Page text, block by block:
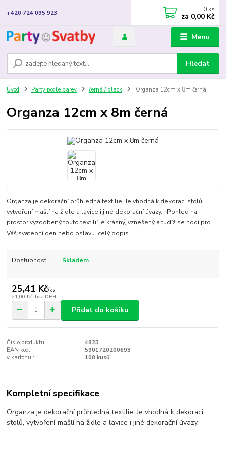
Menu
Hledat
+420 724 095 923 0 ks
za 0,00 Kč
Úvod Party podle barev černá / black Organza 12cm x 8m černá
Organza 12cm x 8m černá
Organza je dekorační průhledná textilie. Je vhodná k dekoraci stolů,
vytvoření mašlí na židle a lavice i jiné dekorační úvazy. Pohled na
prostor vyzdobený touto textilií je krásný, vznešený a tudíž se hodí pro
Váš svatební den nebo oslavu. celý popis
Dostupnost Skladem
25,41 Kč/ks
21,00 Kč bez DPH
Přidat do košíku
Číslo produktu:
4823
EAN kód:
5901720200693
v kartonu::
100 kusů
Kompletní specifikace
Organza je dekorační průhledná textilie. Je vhodná k dekoraci
stolů, vytvoření mašlí na židle a lavice i jiné dekorační úvazy.